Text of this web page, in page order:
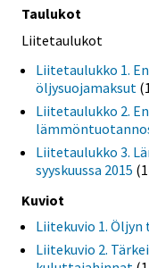
Taulukot
Liitetaulukot
Liitetaulukko 1.
öljysuojamaksut
Liitetaulukko 2.
Liitetaulukko 3.
syyskuussa 2015
Kuviot
Liitekuvio 1.
Liitekuvio 2.